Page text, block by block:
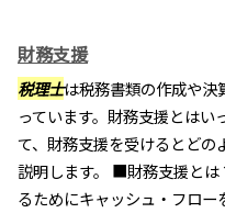
財務支援
税理士は税務書類の作成や決
っています。財務支援とは
て、財務支援を受けるとど
説明します。 ■財務支援と
るためにキャッシュ・フロ